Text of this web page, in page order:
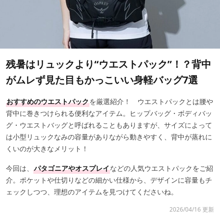
残暑はリュックより“ウエストパック”！？背中
がムレず見た目もかっこいい身軽バッグ7選
おすすめのウエストパックを厳選紹介！ ウエストパックとは腰や
背中に巻きつけられる便利なアイテム。ヒップバッグ・ボディバッ
グ・ウエストバッグと呼ばれることもありますが、サイズによって
は小型リュックなみの容量がありながら動きやすく、背中が蒸れに
くいのが大きなメリット！
今回は、 パタゴニアやオスプレイなどの人気ウエストパックをご紹
介。ポケットや仕切りなどの細かい仕様から、デザインに容量もチ
ェックしつつ、理想のアイテムを見つけてくださいね。
2026/04/16 更新